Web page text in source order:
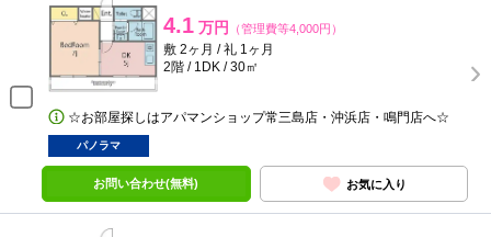
4.1 万円 （管理費等4,000円）
敷 2ヶ月 / 礼 1ヶ月
2階 / 1DK / 30㎡
☆お部屋探しはアパマンショップ常三島店・沖浜店・鳴門店へ☆
パノラマ
お問い合わせ(無料) お気に入り